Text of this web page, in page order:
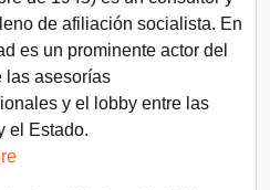
de afiliación socialista. En
es un prominente actor del
las asesorías
y el lobby entre las
el Estado.